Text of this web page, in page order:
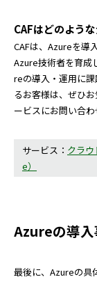
CAFはどのよう
CAFは、Azureを導
Azure技術者を育成
reの導入・運用に
るお客様は、ぜひ
ービスにお問い合わ
サービス： クラ
e）
Azureの導
最後に、Azureの具